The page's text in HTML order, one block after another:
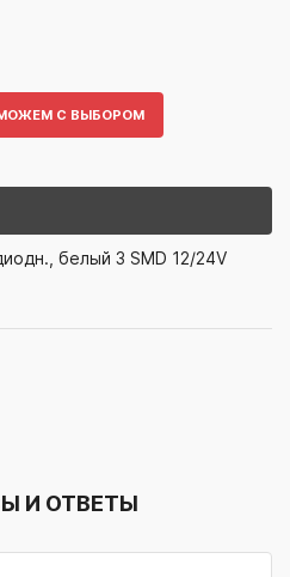
С ВЫБОРОМ
белый 3 SMD 12/24V
И ОТВЕТЫ